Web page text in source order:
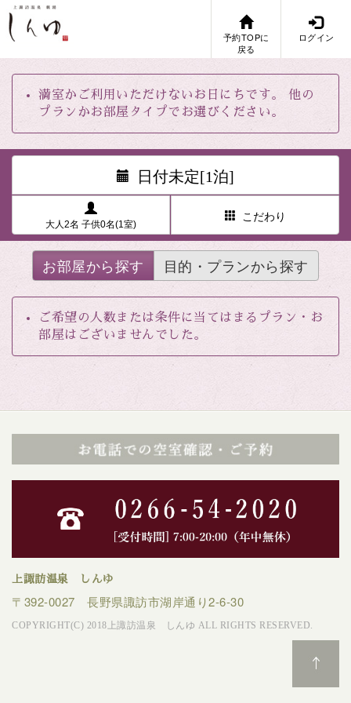
予約TOPに
戻る
ログイン
満室かご利用いただけないお日にちです。 他の
プランかお部屋タイプでお選びください。
日付未定[1泊]
大人2名 子供0名(1室)
こだわり
お部屋から探す 目的・プランから探す
ご希望の人数または条件に当てはまるプラン・お
部屋はございませんでした。
上諏訪温泉 しんゆ
〒392-0027 長野県諏訪市湖岸通り2-6-30
COPYRIGHT(C) 2018上諏訪温泉 しんゆ ALL RIGHTS RESERVED.